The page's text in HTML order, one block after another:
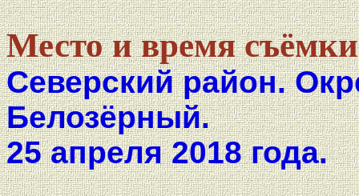
Место и время
Северский район.
Белозёрный.
25 апреля 2018 года.